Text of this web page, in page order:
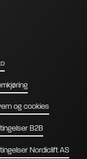
og cookies
B2B
Nordiclift AS